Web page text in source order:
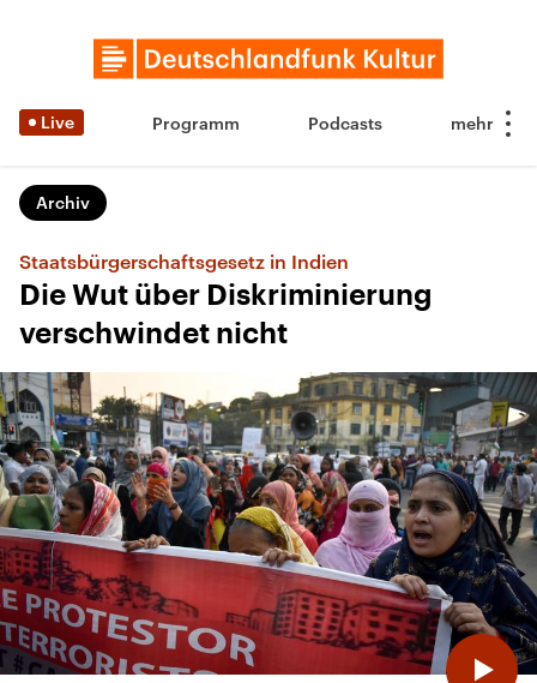
Live Programm Podcasts
Archiv
Staatsbürgerschaftsgesetz in Indien
Die Wut über Diskriminierung
verschwindet nicht